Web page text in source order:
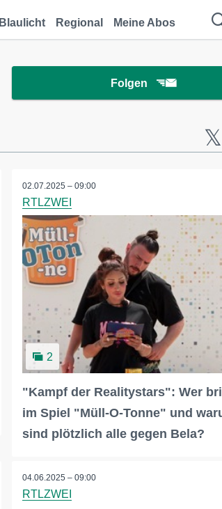
Blaulicht Regional Meine Abos
Folgen
02.07.2025 – 09:00
RTLZWEI
2
"Kampf der Realitystars": Wer
im Spiel "Müll-O-Tonne" und
sind plötzlich alle gegen Bela?
04.06.2025 – 09:00
RTLZWEI